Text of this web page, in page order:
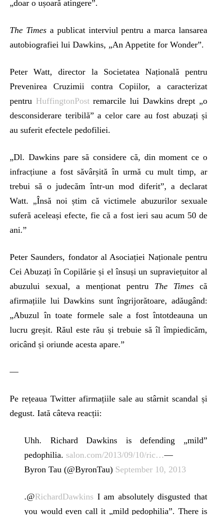
„doar o ușoară atingere”.
The Timesa publicat interviul pentru a marca lansarea
autobiografiei lui Dawkins, „An Appetite for Wonder”.
Peter Watt, director la Societatea Națională pentru
Prevenirea Cruzimii contra Copiilor, a caracterizat
pentru HuffingtonPostremarcile lui Dawkins drept „o
desconsiderare teribilă” a celor care au fost abuzați și
au suferit efectele pedofiliei.
„Dl. Dawkins pare să considere că, din moment ce o
infracțiune a fost săvârșită în urmă cu mult timp, ar
trebui să o judecăm într-un mod diferit”, a declarat
Watt. „Însă noi știm că victimele abuzurilor sexuale
suferă aceleași efecte, fie că a fost ieri sau acum 50 de
ani.”
Peter Saunders, fondator al Asociației Naționale pentru
Cei Abuzați în Copilărie și el însuși un supraviețuitor al
abuzului sexual, a menționat pentru The Times că
afirmațiile lui Dawkins sunt îngrijorătoare, adăugând:
„Abuzul în toate formele sale a fost întotdeauna un
lucru greșit. Răul este rău și trebuie să îl împiedicăm,
oricând și oriunde acesta apare.”
—
Pe rețeaua Twitter afirmațiile sale au stârnit scandal și
degust. Iată câteva reacții:
Uhh. Richard Dawkins is defending „mild”
pedophilia. salon.com/2013/09/10/ric…—
Byron Tau (@ByronTau) September 10, 2013
.@RichardDawkins I am absolutely disgusted that
you would even call it „mild pedophilia”. There is